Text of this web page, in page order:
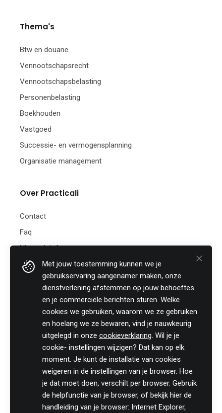
Met jouw toestemming kunnen we je
gebruikservaring aangenamer maken, onze
dienstverlening afstemmen op jouw behoeftes
en je commerciële berichten sturen. Welke
cookies we gebruiken, waarom we ze gebruiken
en hoelang we ze bewaren, vind je nauwkeurig
uitgelegd in onze cookieverklaring. Wil je je
cookie- instellingen wijzigen? Dat kan op elk
moment. Je kunt de installatie van cookies
weigeren in de instellingen van je browser. Hoe
je dat moet doen, verschilt per browser. Gebruik
de helpfunctie van je browser, of bekijk hier de
handleiding van je browser: Internet Explorer,
Thema's
Btw en douane
Vennootschapsrecht
Vennootschapsbelasting
Personenbelasting
Boekhouden
Vastgoed
Successie- en vermogensplanning
Organisatie management
Over Practicali
Contact
Faq
Nieuwsbrief
Practicali bv
Hof te Perremans 16
+32 (0)46 820 02 12
Fax: +32 (0)51 85 00 78
E-mail: info@practicali.be
Ondernemingsnummer: BE 0848.432.274
Volg ons fiscaal nieuws op